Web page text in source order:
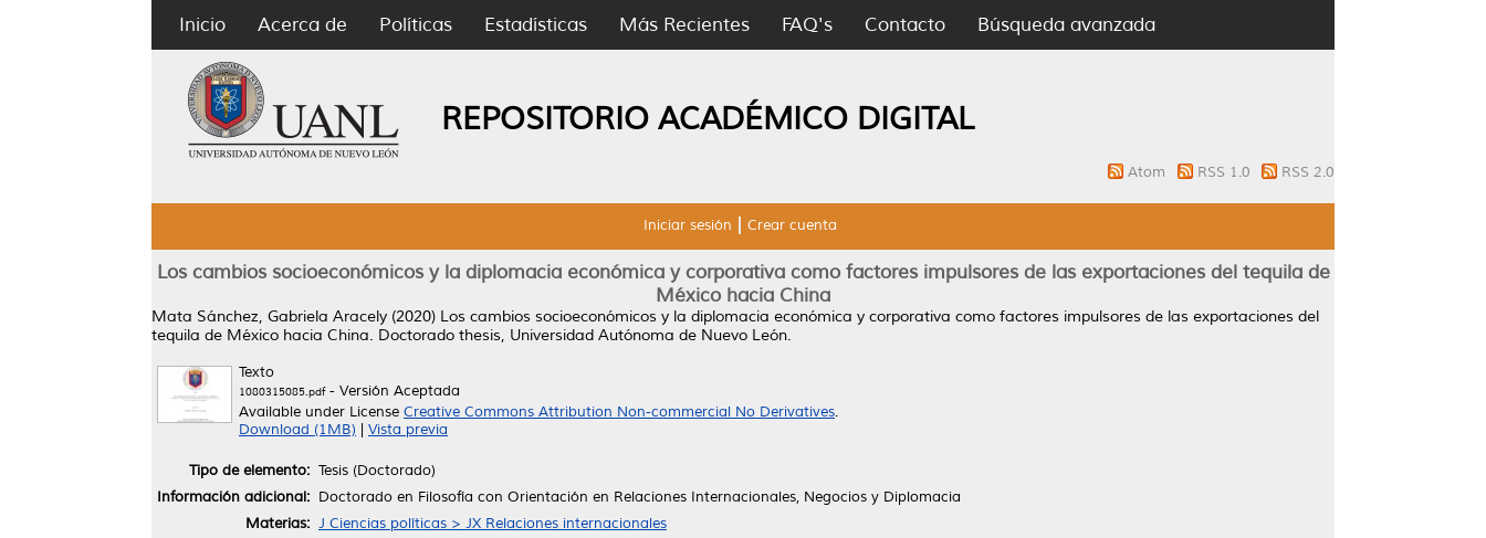
Inicio Acerca de Políticas Estadísticas Más Recientes FAQ's Contacto Búsqueda avanzada
REPOSITORIO ACADÉMICO DIGITAL
Atom RSS 1.0 RSS 2.0
Iniciar sesión Crear cuenta
Los cambios socioeconómicos y la diplomacia económica y corporativa como factores impulsores de las exportaciones del tequila de
México hacia China
Mata Sánchez, Gabriela Aracely (2020) Los cambios socioeconómicos y la diplomacia económica y corporativa como factores impulsores de las exportaciones del
tequila de México hacia China. Doctorado thesis, Universidad Autónoma de Nuevo León.
Texto
1080315085.pdf- Versión Aceptada
Available under License Creative Commons Attribution Non-commercial No Derivatives.
Download (1MB)
Vista previa
Tipo de elemento: Tesis (Doctorado)
Información adicional: Doctorado en Filosofía con Orientación en Relaciones Internacionales, Negocios y Diplomacia
Materias: J Ciencias políticas > JX Relaciones internacionales